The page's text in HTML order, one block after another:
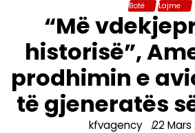
Botë Lajme
“Më
historisë”,
prodhimin e
të gjeneratës
kfvagency 22 Mars